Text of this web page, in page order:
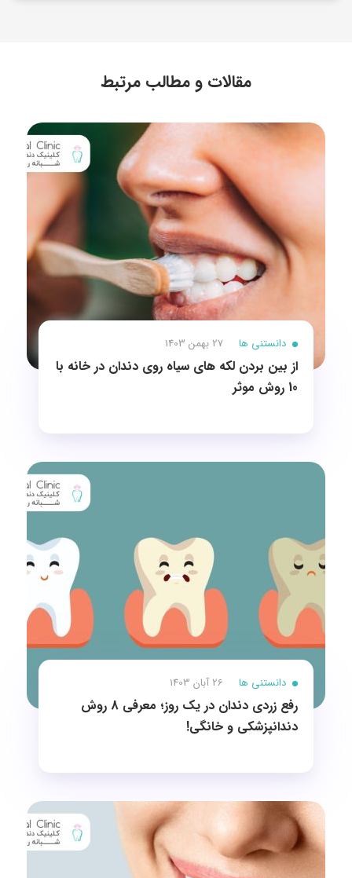
مقالات و مطالب مرتبط
دانستنی ها 27 بهمن 1403
از بین بردن لکه های سیاه روی دندان در خانه با
10 روش موثر
دانستنی ها 26 آبان 1403
رفع زردی دندان در یک روز؛ معرفی 8 روش‌
دندانپزشکی و خانگی!